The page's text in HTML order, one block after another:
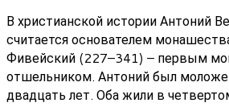
В христианской истории Антоний
считается основателем
Фивейский (227–341) – первым
отшельником. Антоний был
двадцать лет. Оба жили в